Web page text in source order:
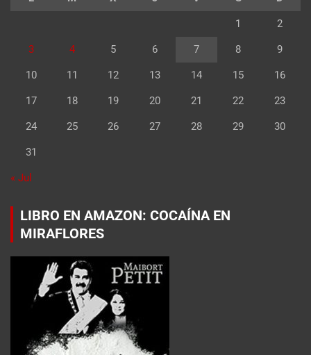
1 2
3 4 5 6 7 8 9
10 11 12 13 14 15 16
17 18 19 20 21 22 23
24 25 26 27 28 29 30
31
« Jul
LIBRO EN AMAZON: COCAÍNA EN
MIRAFLORES